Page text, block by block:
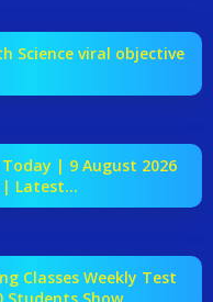
Science viral objective
| 9 August 2026
Latest...
Classes Weekly Test